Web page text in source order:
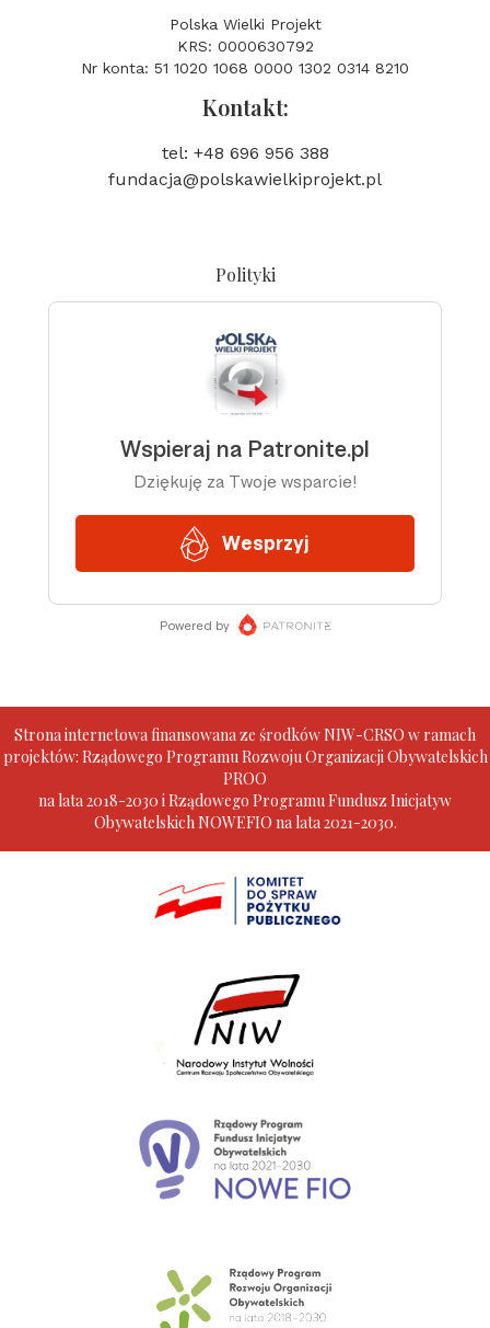
Polska Wielki Projekt
KRS: 0000630792
Nr konta: 51 1020 1068 0000 1302 0314 8210
Kontakt:
tel: +48 696 956 388
fundacja@polskawielkiprojekt.pl
Polityki
Strona internetowa finansowana ze środków NIW-CRSO w ramach
projektów: Rządowego Programu Rozwoju Organizacji Obywatelskich
PROO
na lata 2018-2030 i Rządowego Programu Fundusz Inicjatyw
Obywatelskich NOWEFIO na lata 2021-2030.